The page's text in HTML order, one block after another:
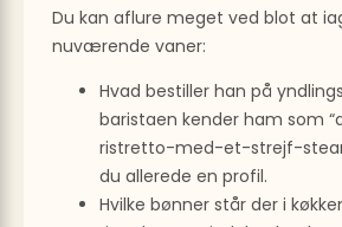
Du kan aflure meget ved blot at
nuværende vaner:
Hvad bestiller han på
baristaen kender ham som
ristretto-med-et-strejf-
du allerede en profil.
Hvilke bønner står der i